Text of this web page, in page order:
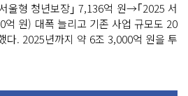
울형 청년보장｣ 7,136억 원→｢2025 서
억 원) 대폭 늘리고 기존 사업 규모도 20
다. 2025년까지 약 6조 3,000억 원을 투